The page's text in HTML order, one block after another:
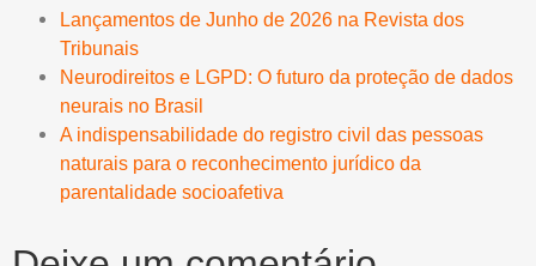
Lançamentos de Junho de 2026 na Revista dos
Tribunais
Neurodireitos e LGPD: O futuro da proteção de dados
neurais no Brasil
A indispensabilidade do registro civil das pessoas
naturais para o reconhecimento jurídico da
parentalidade socioafetiva